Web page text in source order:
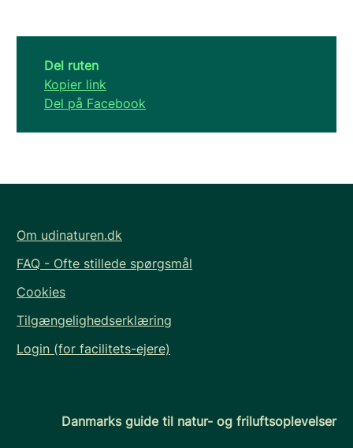
Del ruten
Kopier link
Del på Facebook
Om udinaturen.dk
FAQ - Ofte stillede spørgsmål
Cookies
Tilgængelighedserklæring
Login (for facilitets-ejere)
Danmarks guide til natur- og friluftsoplevelser